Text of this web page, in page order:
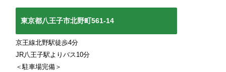
東京都八王子市北野町561-14
京王線北野駅徒歩4分
JR八王子駅よりバス10分
＜駐車場完備＞